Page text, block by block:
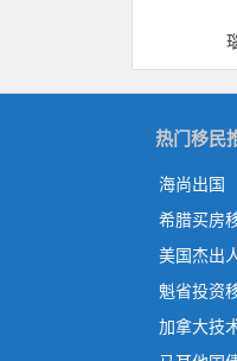
热门移民
海尚出国
希腊买房
美国杰出
魁省投资
加拿大技